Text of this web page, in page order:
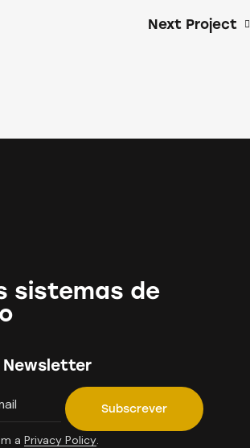
Next Project
sistemas de
Newsletter
Subscrever
aPrivacy Policy.